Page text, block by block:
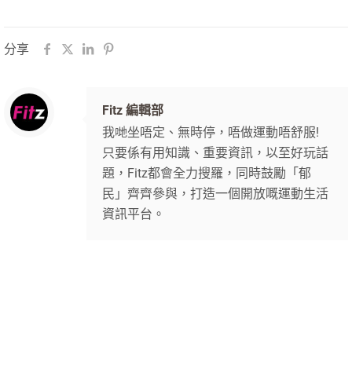
分享
Fitz 編輯部
我哋坐唔定、無時停，唔做運動唔舒服!
只要係有用知識、重要資訊，以至好玩話
題，Fitz都會全力搜羅，同時鼓勵「郁
民」齊齊參與，打造一個開放嘅運動生活
資訊平台。